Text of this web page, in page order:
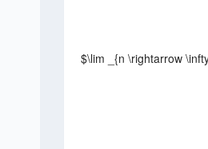
$\lim _{n \rightarrow